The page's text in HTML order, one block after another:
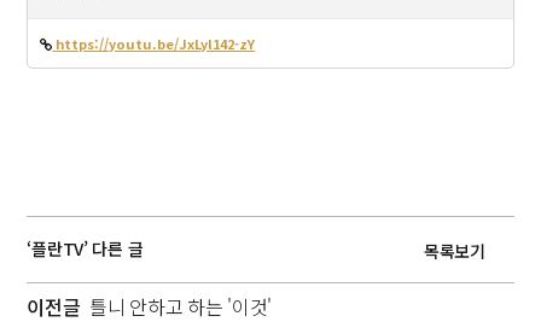
https://youtu.be/JxLyl142-zY
‘플란TV’ 다른 글 목록보기
이전글 틀니 안하고 하는 '이것'